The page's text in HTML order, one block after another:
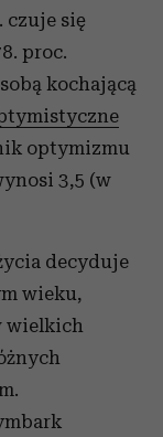
czuje się
proc.
kochającą
optymizmu
3,5 (w
decyduje
wieku,
wielkich